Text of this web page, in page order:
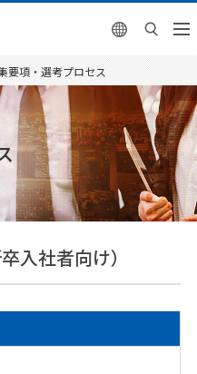
要項・選考プロセス
入社者向け）